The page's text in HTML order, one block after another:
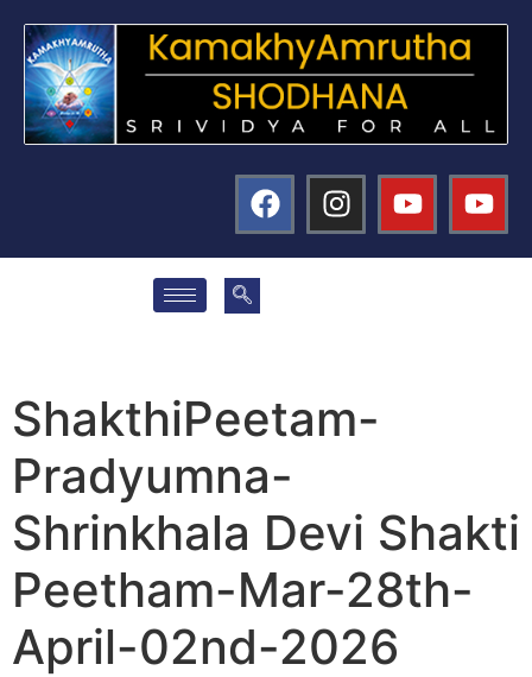
ShakthiPeetam-
Pradyumna-
Shrinkhala Devi Shakti
Peetham-Mar-28th-
April-02nd-2026